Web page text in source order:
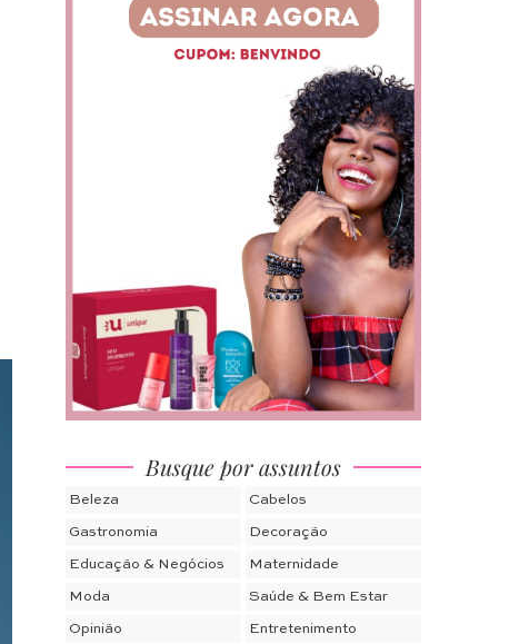
Busque por assuntos
Beleza Cabelos
Gastronomia Decoração
Educação & Negócios Maternidade
Moda Saúde & Bem Estar
Opinião Entretenimento